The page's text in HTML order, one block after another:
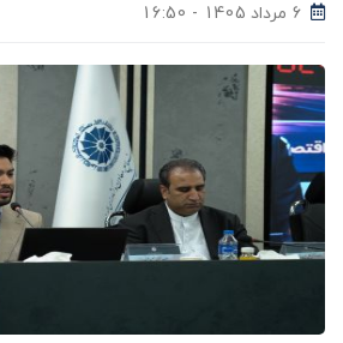
6 مرداد 1405 - 16:50